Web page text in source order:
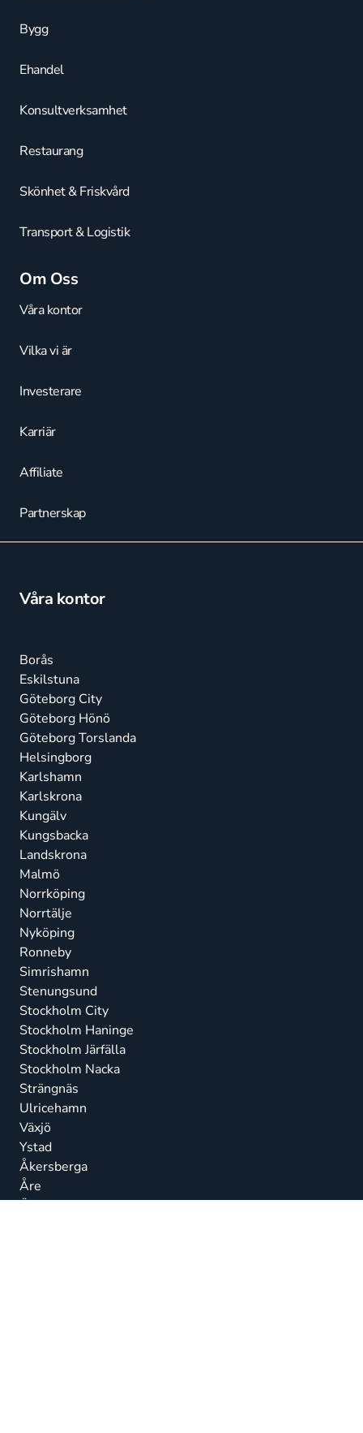
Bygg
Ehandel
Konsultverksamhet
Restaurang
Skönhet & Friskvård
Transport & Logistik
Om Oss
Våra kontor
Vilka vi är
Investerare
Karriär
Affiliate
Partnerskap
Våra kontor
Borås
Eskilstuna
Göteborg City
Göteborg Hönö
Göteborg Torslanda
Helsingborg
Karlshamn
Karlskrona
Kungälv
Kungsbacka
Landskrona
Malmö
Norrköping
Norrtälje
Nyköping
Ronneby
Simrishamn
Stenungsund
Stockholm City
Stockholm Haninge
Stockholm Järfälla
Stockholm Nacka
Strängnäs
Ulricehamn
Växjö
Ystad
Åkersberga
Åre
Östersund